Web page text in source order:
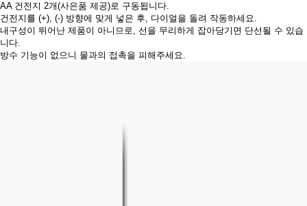
AA 건전지 2개(사은품 제공)로 구동됩니다.
건전지를 (+), (-) 방향에 맞게 넣은 후, 다이얼을 돌려 작동하세요.
내구성이 뛰어난 제품이 아니므로, 선을 무리하게 잡아당기면 단선될 수 있습
니다.
방수 기능이 없으니 물과의 접촉을 피해주세요.